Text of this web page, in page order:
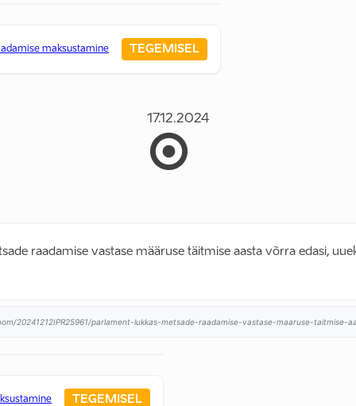
maksustamine TEGEMISEL
17.12.2024
raadamise vastase määruse täitmise aasta võrra edasi,
20241212IPR25961/parlament-lukkas-metsade-raadamise-vastase-maaruse-taitmise-
TEGEMISEL